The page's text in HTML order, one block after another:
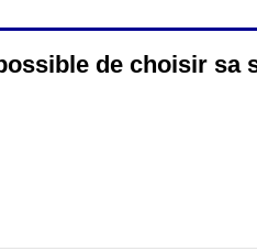
de choisir sa